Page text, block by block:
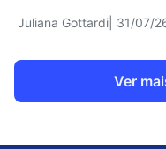
Juliana Gottardi | 31/07/
Ver